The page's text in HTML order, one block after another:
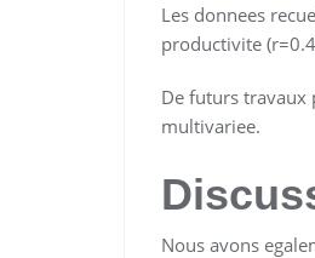
Les donnees
productivite
De futurs travaux
multivariee.
Nous avons